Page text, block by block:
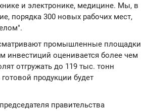
и электронике, медицине. Мы, в
порядка 300 новых рабочих мест,
промышленные площадки
инвестиций оценивается более чем
отгружать до 119 тыс. тонн
продукции будет
правительства